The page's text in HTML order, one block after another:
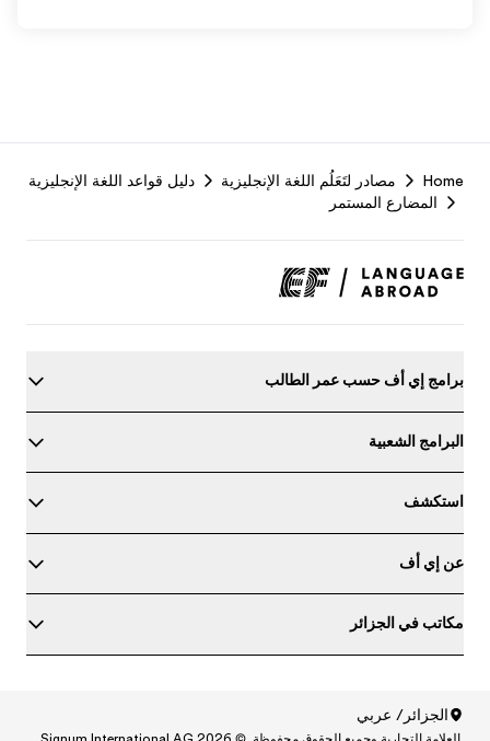
Home مصادر لتَعَلُم اللغة الإنجليزية
دليل قواعد اللغة الإنجليزية
المضارع المستمر
برامج إي أف حسب عمر الطالب
البرامج الشعبية
استكشف
عن إي أف
مكاتب في الجزائر
الجزائر/ عربي